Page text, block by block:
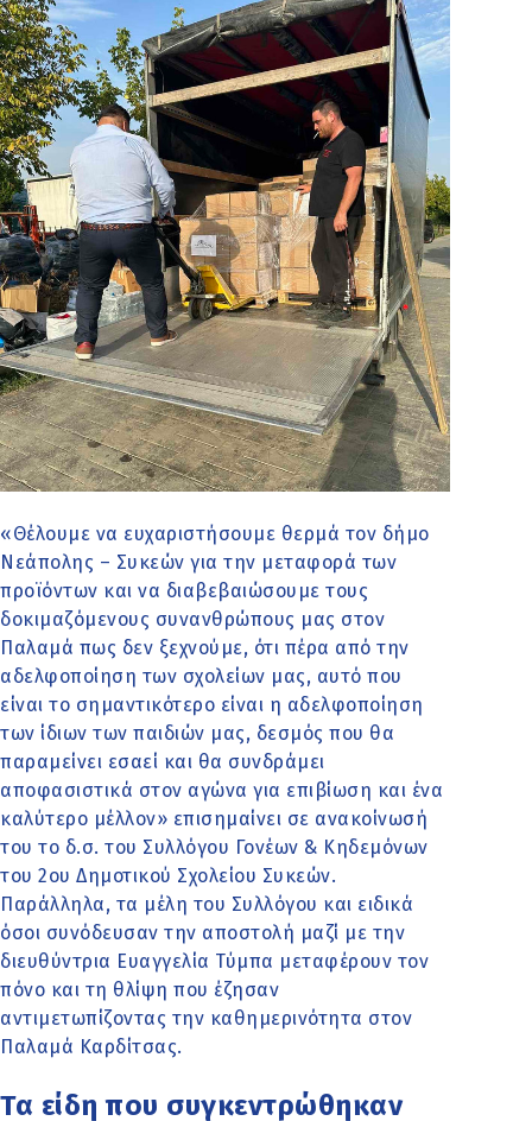
«Θέλουμε να ευχαριστήσουμε θερμά τον δήμο
Νεάπολης – Συκεών για την μεταφορά των
προϊόντων και να διαβεβαιώσουμε τους
δοκιμαζόμενους συνανθρώπους μας στον
Παλαμά πως δεν ξεχνούμε, ότι πέρα από την
αδελφοποίηση των σχολείων μας, αυτό που
είναι το σημαντικότερο είναι η αδελφοποίηση
των ίδιων των παιδιών μας, δεσμός που θα
παραμείνει εσαεί και θα συνδράμει
αποφασιστικά στον αγώνα για επιβίωση και ένα
καλύτερο μέλλον» επισημαίνει σε ανακοίνωσή
του το δ.σ. του Συλλόγου Γονέων & Κηδεμόνων
του 2ου Δημοτικού Σχολείου Συκεών.
Παράλληλα, τα μέλη του Συλλόγου και ειδικά
όσοι συνόδευσαν την αποστολή μαζί με την
διευθύντρια Ευαγγελία Τύμπα μεταφέρουν τον
πόνο και τη θλίψη που έζησαν
αντιμετωπίζοντας την καθημερινότητα στον
Παλαμά Καρδίτσας.
Τα είδη που συγκεντρώθηκαν